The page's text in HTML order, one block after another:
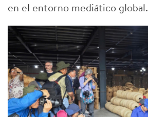
en el entorno mediático global.